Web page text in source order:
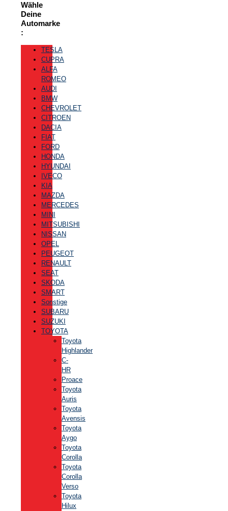
Wähle
Deine
Automarke
:
TESLA
CUPRA
ALFA
ROMEO
AUDI
BMW
CHEVROLET
CITROEN
DACIA
FIAT
FORD
HONDA
HYUNDAI
IVECO
KIA
MAZDA
MERCEDES
MINI
MITSUBISHI
NISSAN
OPEL
PEUGEOT
RENAULT
SEAT
SKODA
SMART
Sonstige
SUBARU
SUZUKI
TOYOTA
Toyota
Highlander
C-
HR
Proace
Toyota
Auris
Toyota
Avensis
Toyota
Aygo
Toyota
Corolla
Toyota
Corolla
Verso
Toyota
Hilux